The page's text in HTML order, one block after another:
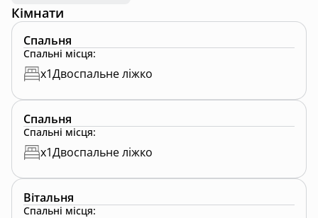
Кімнати
Спальня
Спальні місця:
x1Двоспальне ліжко
Спальня
Спальні місця:
x1Двоспальне ліжко
Вітальня
Спальні місця: